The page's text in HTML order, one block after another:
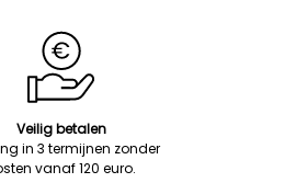
Veilig betalen
in 3 termijnen zonder
vanaf 120 euro.